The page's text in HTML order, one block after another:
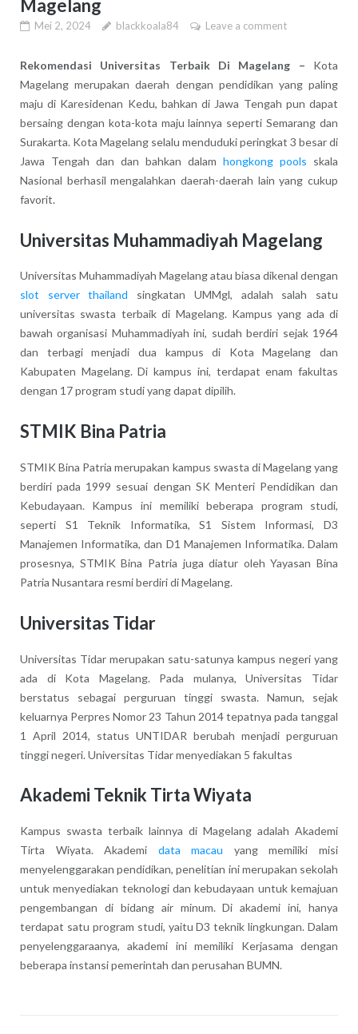
Magelang
Mei 2, 2024 blackkoala84 Leave a comment
Rekomendasi Universitas Terbaik Di Magelang – Kota
Magelang merupakan daerah dengan pendidikan yang paling
maju di Karesidenan Kedu, bahkan di Jawa Tengah pun dapat
bersaing dengan kota-kota maju lainnya seperti Semarang dan
Surakarta. Kota Magelang selalu menduduki peringkat 3 besar di
Jawa Tengah dan dan bahkan dalamhongkong pools skala
Nasional berhasil mengalahkan daerah-daerah lain yang cukup
favorit.
Universitas Muhammadiyah Magelang
Universitas Muhammadiyah Magelang atau biasa dikenal dengan
slot server thailand singkatan UMMgl, adalah salah satu
universitas swasta terbaik di Magelang. Kampus yang ada di
bawah organisasi Muhammadiyah ini, sudah berdiri sejak 1964
dan terbagi menjadi dua kampus di Kota Magelang dan
Kabupaten Magelang. Di kampus ini, terdapat enam fakultas
dengan 17 program studi yang dapat dipilih.
STMIK Bina Patria
STMIK Bina Patria merupakan kampus swasta di Magelang yang
berdiri pada 1999 sesuai dengan SK Menteri Pendidikan dan
Kebudayaan. Kampus ini memiliki beberapa program studi,
seperti S1 Teknik Informatika, S1 Sistem Informasi, D3
Manajemen Informatika, dan D1 Manajemen Informatika. Dalam
prosesnya, STMIK Bina Patria juga diatur oleh Yayasan Bina
Patria Nusantara resmi berdiri di Magelang.
Universitas Tidar
Universitas Tidar merupakan satu-satunya kampus negeri yang
ada di Kota Magelang. Pada mulanya, Universitas Tidar
berstatus sebagai perguruan tinggi swasta. Namun, sejak
keluarnya Perpres Nomor 23 Tahun 2014 tepatnya pada tanggal
1 April 2014, status UNTIDAR berubah menjadi perguruan
tinggi negeri. Universitas Tidar menyediakan 5 fakultas
Akademi Teknik Tirta Wiyata
Kampus swasta terbaik lainnya di Magelang adalah Akademi
Tirta Wiyata. Akademi data macau yang memiliki misi
menyelenggarakan pendidikan, penelitian ini merupakan sekolah
untuk menyediakan teknologi dan kebudayaan untuk kemajuan
pengembangan di bidang air minum. Di akademi ini, hanya
terdapat satu program studi, yaitu D3 teknik lingkungan. Dalam
penyelenggaraanya, akademi ini memiliki Kerjasama dengan
beberapa instansi pemerintah dan perusahan BUMN.